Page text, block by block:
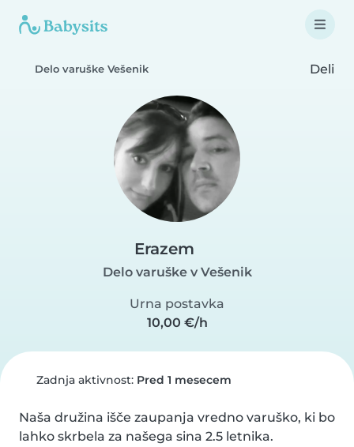
Delo varuške Vešenik Deli
Erazem
Delo varuške v Vešenik
Urna postavka
10,00 €/h
Zadnja aktivnost: Pred 1 mesecem
Naša družina išče zaupanja vredno varuško, ki bo
lahko skrbela za našega sina 2.5 letnika.